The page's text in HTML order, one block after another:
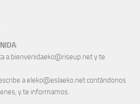
:
a bienvenidaeko@riseup.net y te
a eleko@eslaeko.net contándonos
y te informamos.